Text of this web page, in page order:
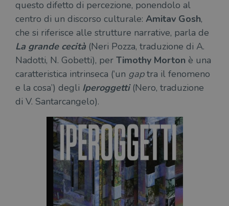
questo difetto di percezione, ponendolo al
centro di un discorso culturale: Amitav Gosh,
che si riferisce alle strutture narrative, parla de
La grande cecità (Neri Pozza, traduzione di A.
Nadotti, N. Gobetti), per Timothy Morton è una
caratteristica intrinseca (‘un gaptra il fenomeno
e la cosa’) degli Iperoggetti (Nero, traduzione
di V. Santarcangelo).